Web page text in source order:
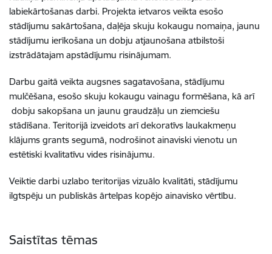
labiekārtošanas darbi. Projekta ietvaros veikta esošo
stādījumu sakārtošana, daļēja skuju kokaugu nomaiņa, jaunu
stādījumu ierīkošana un dobju atjaunošana atbilstoši
izstrādātajam apstādījumu risinājumam.
Darbu gaitā veikta augsnes sagatavošana, stādījumu
mulčēšana, esošo skuju kokaugu vainagu formēšana, kā arī
dobju sakopšana un jaunu graudzāļu un ziemciešu
stādīšana. Teritorijā izveidots arī dekoratīvs laukakmeņu
klājums grants segumā, nodrošinot ainaviski vienotu un
estētiski kvalitatīvu vides risinājumu.
Veiktie darbi uzlabo teritorijas vizuālo kvalitāti, stādījumu
ilgtspēju un publiskās ārtelpas kopējo ainavisko vērtību.
Saistītas tēmas